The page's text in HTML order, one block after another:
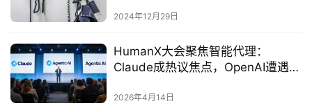
2024年12月29日
HumanX大会聚焦智能代理：
Claude成热议焦点，OpenAI遭遇信
2026年4月14日